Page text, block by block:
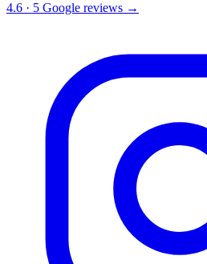
4.6 · 5 Google reviews →